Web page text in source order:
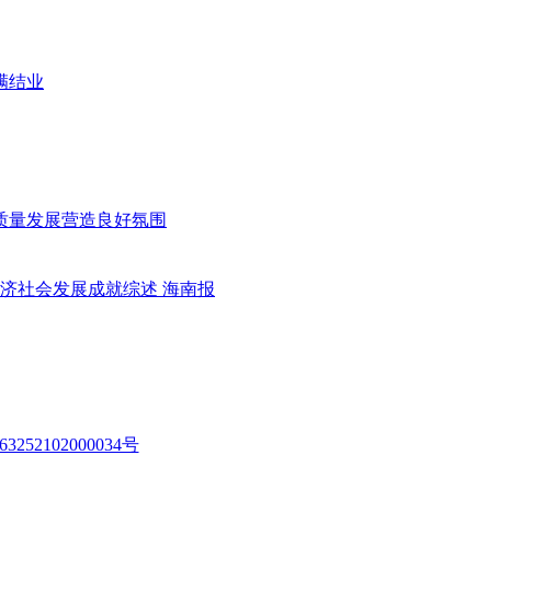
结业
发展营造良好氛围
社会发展成就综述 海南报
号